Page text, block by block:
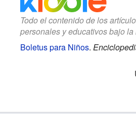
Todo el contenido de los
personales y educativos bajo
Boletus para Niños.